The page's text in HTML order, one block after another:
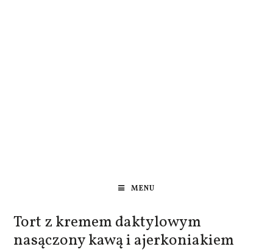
MENU
Tort z kremem daktylowym
nasączony kawą i ajerkoniakiem